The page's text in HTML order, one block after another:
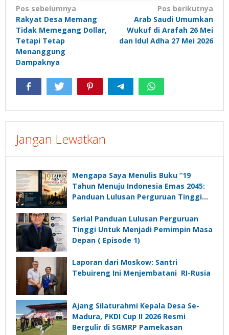
Navigasi
pos
Pos sebelumnya
Rakyat Desa Memang
Tidak Memegang Dollar,
Tetapi Tetap
Menanggung
Dampaknya
Pos berikutnya
Arab Saudi Umumkan
Wukuf di Arafah 26 Mei
dan Idul Adha 27 Mei 2026
Jangan Lewatkan
Mengapa Saya Menulis Buku “19
Tahun Menuju Indonesia Emas 2045:
Panduan Lulusan Perguruan Tinggi
Depan”?
Serial Panduan Lulusan Perguruan
Tinggi Untuk Menjadi Pemimpin Masa
Depan ( Episode 1)
Laporan dari Moskow: Santri
Tebuireng Ini Menjembatani RI-Rusia
Ajang Silaturahmi Kepala Desa Se-
Madura, PKDI Cup II 2026 Resmi
Bergulir di SGMRP Pamekasan